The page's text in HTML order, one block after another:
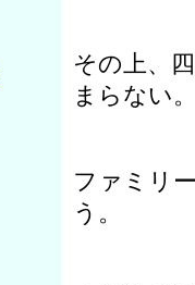
その上、
まらない
ファミリ
う。